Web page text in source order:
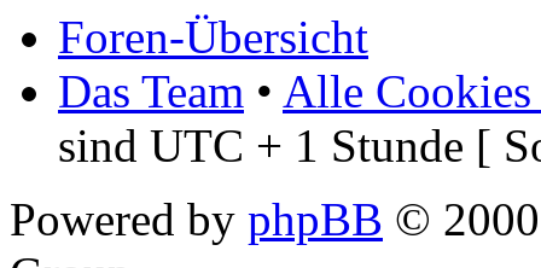
Foren-Übersicht
Das Team • Alle Cookies
sind UTC + 1 Stunde [
Powered by phpBB ©